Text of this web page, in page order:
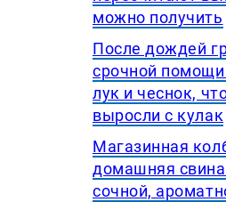
можно получить
После дождей
срочной
лук и чеснок,
выросли с кулак
Магазинная
домашняя
сочной,